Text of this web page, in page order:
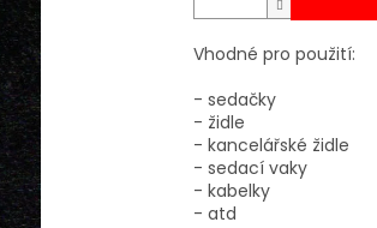
Vhodné pro použití:
- sedačky
- židle
- kancelářské židle
- sedací vaky
- kabelky
- atd